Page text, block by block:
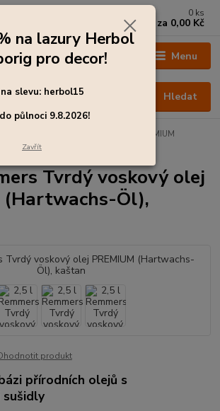
Menu
Hledat
0 ks
za 0,00 Kč
2,5 l Remmers Tvrdý voskový olej PREMIUM
Tvrdý voskový olej
(Hartwachs-Öl),
produkt
přírodních olejů s
na lazury Herbol
pro decor!
slevu: herbol15
půlnoci 9.8.2026!
Zavřít